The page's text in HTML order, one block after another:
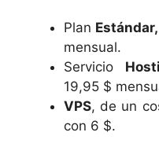
Plan Estándar,
mensual.
Servicio
19,95 $
VPS, de un
con 6 $.